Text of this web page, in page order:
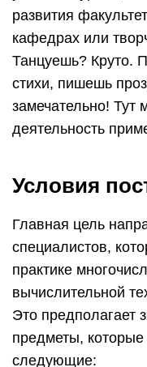
развития
кафедрах или
Танцуешь? Круто.
стихи, пишешь
замечательно! Тут
деятельность
Условия
Главная цель
специалистов,
практике
вычислительной
Это предполагает
предметы,
следующие: